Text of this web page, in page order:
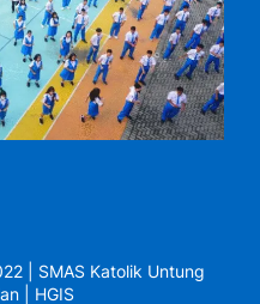
| SMAS Katolik Untung
| HGIS